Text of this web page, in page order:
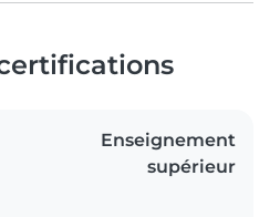
Enseignement
supérieur